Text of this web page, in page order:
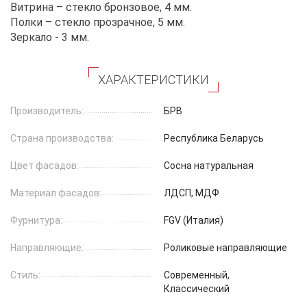
Витрина – стекло бронзовое, 4 мм.
Полки – стекло прозрачное, 5 мм.
Зеркало - 3 мм.
ХАРАКТЕРИСТИКИ
Производитель: БРВ
Страна производства: Республика Беларусь
Цвет фасадов: Сосна натуральная
Материал фасадов: ЛДСП, МДФ
Фурнитура: FGV (Италия)
Направляющие: Роликовые направляющие
Стиль:
Современный,
Классический